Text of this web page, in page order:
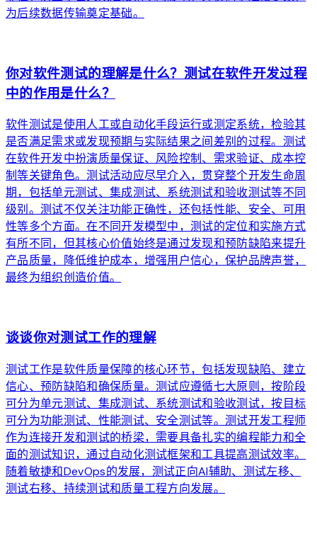
为后续数据传输奠定基础。
你对软件测试的理解是什么？测试在软件开发过程
中的作用是什么？
软件测试是使用人工或自动化手段运行或测定系统，检验其
是否满足需求或发现预期与实际结果之间差别的过程。测试
在软件开发中扮演质量保证、风险控制、需求验证、成本控
制等关键角色。测试活动应尽早介入，贯穿整个开发生命周
期，包括单元测试、集成测试、系统测试和验收测试等不同
级别。测试不仅关注功能正确性，还包括性能、安全、可用
性等多个方面。在不同开发模型中，测试的定位和实施方式
有所不同，但其核心价值始终是通过发现和预防缺陷来提升
产品质量，降低维护成本，增强用户信心，保护品牌声誉，
最终为组织创造价值。
谈谈你对测试工作的理解
测试工作是软件质量保障的核心环节，包括发现缺陷、建立
信心、预防缺陷和确保质量。测试应遵循七大原则，按阶段
可分为单元测试、集成测试、系统测试和验收测试，按目标
可分为功能测试、性能测试、安全测试等。测试开发工程师
作为连接开发和测试的桥梁，需要具备扎实的编程能力和全
面的测试知识，通过自动化测试框架和工具提高测试效率。
随着敏捷和DevOps的发展，测试正向AI辅助、测试左移、
测试右移、持续测试和质量工程方向发展。